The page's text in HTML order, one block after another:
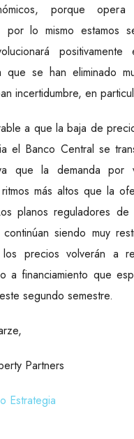
porque
por lo mismo estamos
positivamente
que se han eliminado
incertidumbre, en
a que la baja de
el Banco Central se
que la demanda por
más altos que la
planos reguladores
continúan siendo muy
precios volverán a
a financiamiento que
segundo semestre.
Partners
Estrategia